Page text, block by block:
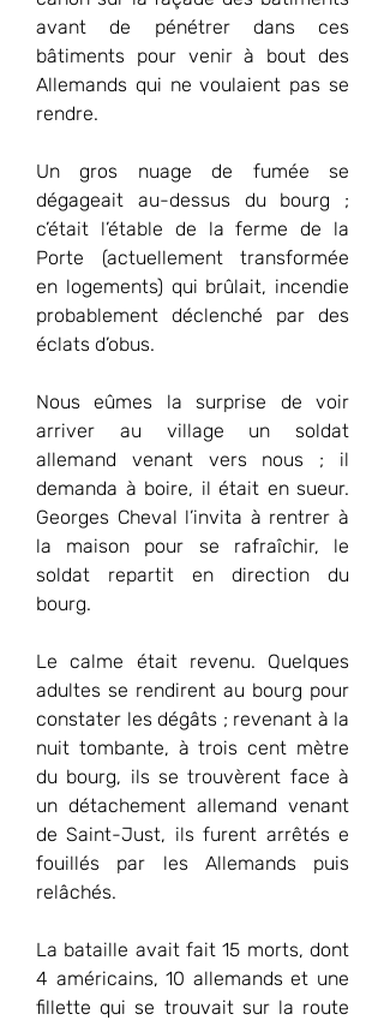
avant de pénétrer dans ces
bâtiments pour venir à bout des
Allemands qui ne voulaient pas se
rendre.
Un gros nuage de fumée se
dégageait au-dessus du bourg ;
c’était l’étable de la ferme de la
Porte (actuellement transformée
en logements) qui brûlait, incendie
probablement déclenché par des
éclats d’obus.
Nous eûmes la surprise de voir
arriver au village un soldat
allemand venant vers nous ; il
demanda à boire, il était en sueur.
Georges Cheval l’invita à rentrer à
la maison pour se rafraîchir, le
soldat repartit en direction du
bourg.
Le calme était revenu. Quelques
adultes se rendirent au bourg pour
constater les dégâts ; revenant à la
nuit tombante, à trois cent mètre
du bourg, ils se trouvèrent face à
un détachement allemand venant
de Saint-Just, ils furent arrêtés e
fouillés par les Allemands puis
relâchés.
La bataille avait fait 15 morts, dont
4 américains, 10 allemands et une
fillette qui se trouvait sur la route